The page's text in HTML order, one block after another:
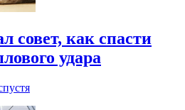
совет, как спасти
удара